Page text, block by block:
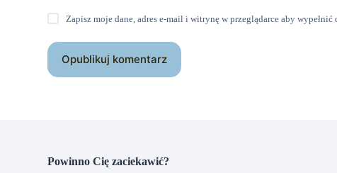
Zapisz moje dane, adres e-mail i witrynę w przeglądarce aby
Opublikuj komentarz
Powinno Cię zaciekawić?